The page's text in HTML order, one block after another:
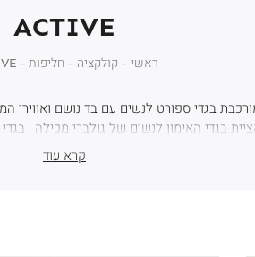
ACTIVE
ראשי ראשי
קולקציה קולקציה
חליפות
בגדי ספורט לנשים עם בד נושם ואווירי
בגדי האימון לנשים של גולברי מכילה ,
טייץ ספורט נשים , בגדי אימון לנשים , מכנסי
אוספת וייחודית. בגדי ספורט נשים של גולברי
קרא עוד